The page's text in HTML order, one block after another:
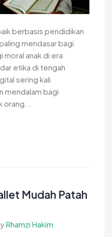
berbasis pendidikan
mendasar bagi
moral anak di era
etika di tengah
sering kali
mendalam bagi
orang...
Mudah Patah
Rhamzi Hakim